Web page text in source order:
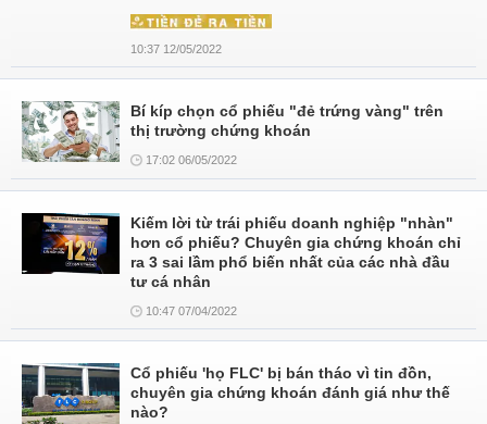
10:37 12/05/2022
Bí kíp chọn cổ phiếu "đẻ trứng vàng" trên
thị trường chứng khoán
17:02 06/05/2022
Kiếm lời từ trái phiếu doanh nghiệp "nhàn"
hơn cổ phiếu? Chuyên gia chứng khoán chỉ
ra 3 sai lầm phổ biến nhất của các nhà đầu
tư cá nhân
10:47 07/04/2022
Cổ phiếu 'họ FLC' bị bán tháo vì tin đồn,
chuyên gia chứng khoán đánh giá như thế
nào?